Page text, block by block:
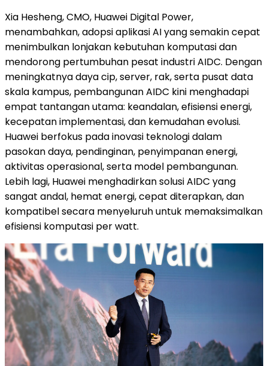
Xia Hesheng, CMO, Huawei Digital Power,
menambahkan, adopsi aplikasi AI yang semakin cepat
menimbulkan lonjakan kebutuhan komputasi dan
mendorong pertumbuhan pesat industri AIDC. Dengan
meningkatnya daya cip, server, rak, serta pusat data
skala kampus, pembangunan AIDC kini menghadapi
empat tantangan utama: keandalan, efisiensi energi,
kecepatan implementasi, dan kemudahan evolusi.
Huawei berfokus pada inovasi teknologi dalam
pasokan daya, pendinginan, penyimpanan energi,
aktivitas operasional, serta model pembangunan.
Lebih lagi, Huawei menghadirkan solusi AIDC yang
sangat andal, hemat energi, cepat diterapkan, dan
kompatibel secara menyeluruh untuk memaksimalkan
efisiensi komputasi per watt.